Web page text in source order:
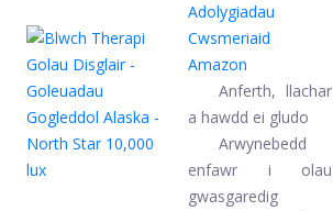
Adolygiadau
Cwsmeriaid
Amazon
Anferth, llachar
a hawdd ei gludo
Arwynebedd
enfawr i olau
gwasgaredig